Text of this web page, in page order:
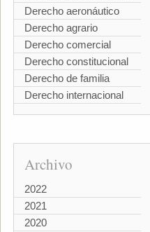
Derecho aeronáutico
Derecho agrario
Derecho comercial
Derecho constitucional
Derecho de familia
Derecho internacional
Archivo
2022
2021
2020